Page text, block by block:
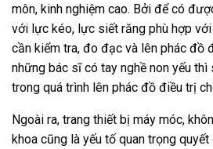
môn, kinh nghiệm cao. Bởi để có
với lực kéo, lực siết răng phù hợp
cần kiểm tra, đo đạc và lên phác đồ
những bác sĩ có tay nghề non yếu
trong quá trình lên phác đồ điều trị
Ngoài ra, trang thiết bị máy móc,
khoa cũng là yếu tố quan trọng